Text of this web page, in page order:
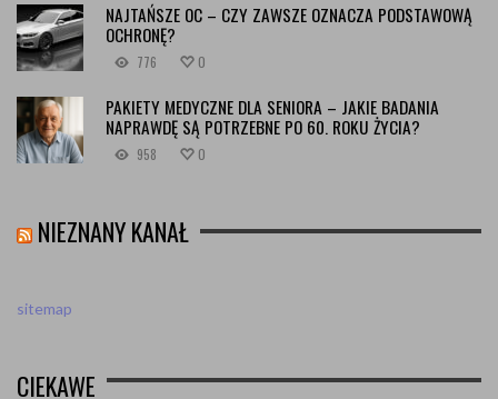
NAJTAŃSZE OC – CZY ZAWSZE OZNACZA PODSTAWOWĄ
OCHRONĘ?
776 0
PAKIETY MEDYCZNE DLA SENIORA – JAKIE BADANIA
NAPRAWDĘ SĄ POTRZEBNE PO 60. ROKU ŻYCIA?
958 0
NIEZNANY KANAŁ
sitemap
CIEKAWE